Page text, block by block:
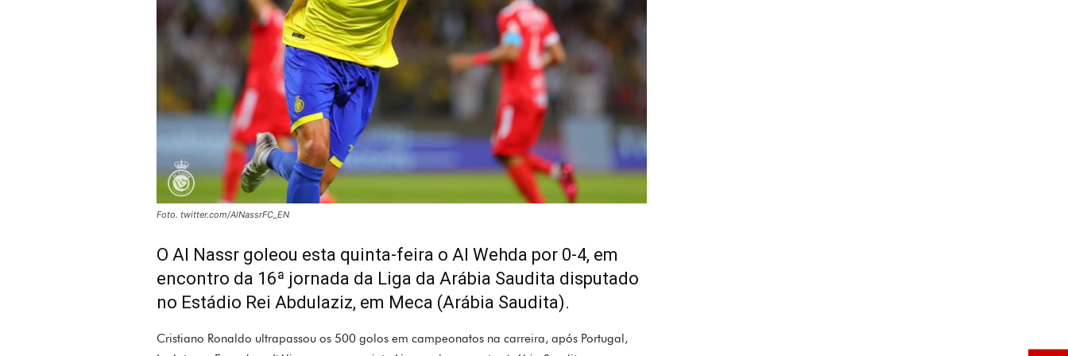
Foto. twitter.com/AlNassrFC_EN
O Al Nassr goleou esta quinta-feira o Al Wehda por 0-4, em
encontro da 16ª jornada da Liga da Arábia Saudita disputado
no Estádio Rei Abdulaziz, em Meca (Arábia Saudita).
Cristiano Ronaldo ultrapassou os 500 golos em campeonatos na carreira, após Portugal,